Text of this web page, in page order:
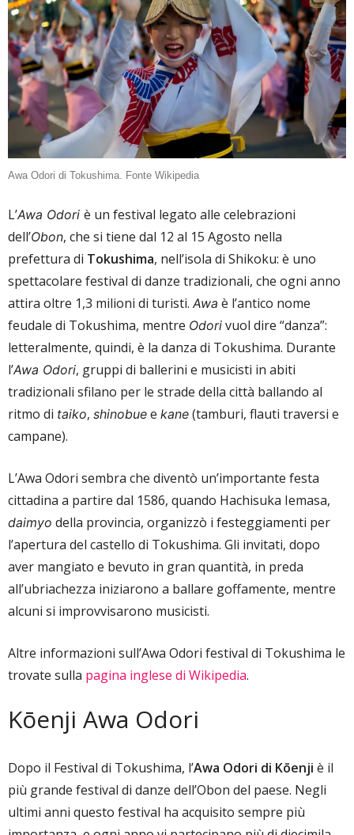
Awa Odori di Tokushima. Fonte Wikipedia
L’Awa Odori è un festival legato alle celebrazioni
dell’Obon, che si tiene dal 12 al 15 Agosto nella
prefettura di Tokushima, nell’isola di Shikoku: è uno
spettacolare festival di danze tradizionali, che ogni anno
attira oltre 1,3 milioni di turisti. Awa è l’antico nome
feudale di Tokushima, mentre Odori vuol dire “danza”:
letteralmente, quindi, è la danza di Tokushima. Durante
l’Awa Odori, gruppi di ballerini e musicisti in abiti
tradizionali sfilano per le strade della città ballando al
ritmo di taiko, shinobue e kane (tamburi, flauti traversi e
campane).
L’Awa Odori sembra che diventò un’importante festa
cittadina a partire dal 1586, quando Hachisuka Iemasa,
daimyo della provincia, organizzò i festeggiamenti per
l’apertura del castello di Tokushima. Gli invitati, dopo
aver mangiato e bevuto in gran quantità, in preda
all’ubriachezza iniziarono a ballare goffamente, mentre
alcuni si improvvisarono musicisti.
Altre informazioni sull’Awa Odori festival di Tokushima le
trovate sulla pagina inglese di Wikipedia.
Kōenji Awa Odori
Dopo il Festival di Tokushima, l’Awa Odori di Kōenji è il
più grande festival di danze dell’Obon del paese. Negli
ultimi anni questo festival ha acquisito sempre più